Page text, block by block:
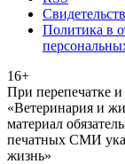
Политика в
16+
При перепечатке
«Ветеринария и
материал
печатных СМИ
жизнь»